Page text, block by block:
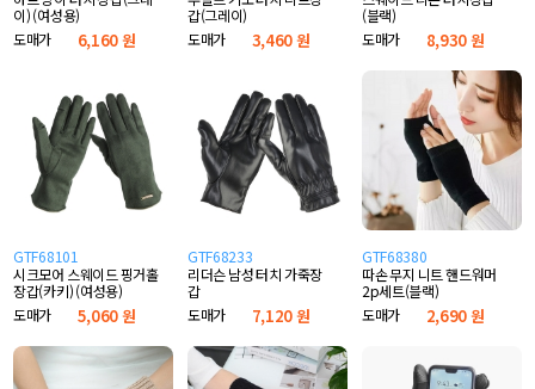
이) (여성용)
도매가
6,160 원
갑(그레이)
도매가
3,460 원
(블랙)
도매가
8,930 원
GTF68101
시크모어 스웨이드 핑거홀
장갑(카키) (여성용)
도매가
5,060 원
GTF68233
리더슨 남성 터치 가죽장
갑
도매가
7,120 원
GTF68380
따손 무지 니트 핸드워머
2p세트(블랙)
도매가
2,690 원